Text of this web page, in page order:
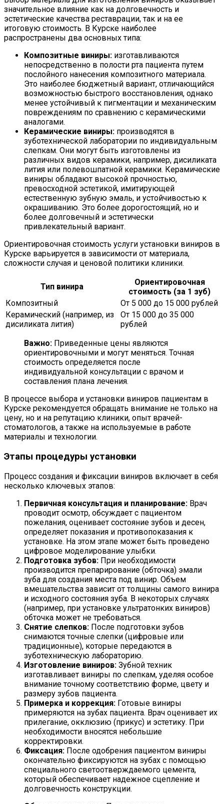
значительное влияние как на долговечность и
эстетические качества реставрации, так и на ее
итоговую стоимость. В Курске наиболее
распространены два основных типа:
Композитные виниры: изготавливаются
непосредственно в полости рта пациента путем
послойного нанесения композитного материала.
Это наиболее бюджетный вариант, отличающийся
возможностью быстрого восстановления, однако
менее устойчивый к пигментации и механическим
повреждениям по сравнению с керамическими
аналогами.
Керамические виниры: производятся в
зуботехнической лаборатории по индивидуальным
слепкам. Они могут быть изготовлены из
различных видов керамики, например, дисиликата
лития или полевошпатной керамики. Керамические
виниры обладают высокой прочностью,
превосходной эстетикой, имитирующей
естественную зубную эмаль, и устойчивостью к
окрашиванию. Это более дорогостоящий, но и
более долговечный и эстетически
привлекательный вариант.
Ориентировочная стоимость услуги установки виниров в
Курске варьируется в зависимости от материала,
сложности случая и ценовой политики клиники.
Тип винира
Ориентировочная
стоимость (за 1 зуб)
Композитный
От 5 000 до 15 000 рублей
Керамический (например, из
дисиликата лития)
От 15 000 до 35 000
рублей
Важно: Приведенные цены являются
ориентировочными и могут меняться. Точная
стоимость определяется после
индивидуальной консультации с врачом и
составления плана лечения.
В процессе выбора и установки виниров пациентам в
Курске рекомендуется обращать внимание не только на
цену, но и на репутацию клиники, опыт врачей-
стоматологов, а также на используемые в работе
материалы и технологии.
Этапы процедуры установки
Процесс создания и фиксации виниров включает в себя
несколько ключевых этапов:
Первичная консультация и планирование: Врач
проводит осмотр, обсуждает с пациентом
пожелания, оценивает состояние зубов и десен,
определяет показания и противопоказания к
установке. На этом этапе может быть проведено
цифровое моделирование улыбки.
Подготовка зубов: При необходимости
производится препарирование (обточка) эмали
зуба для создания места под винир. Объем
вмешательства зависит от толщины самого винира
и исходного состояния зуба. В некоторых случаях
(например, при установке ультратонких виниров)
обточка может не требоваться.
Снятие слепков: После подготовки зубов
снимаются точные слепки (цифровые или
традиционные), которые передаются в
зуботехническую лабораторию.
Изготовление виниров: Зубной техник
изготавливает виниры по слепкам, уделяя особое
внимание точному соответствию форме, цвету и
размеру зубов пациента.
Примерка и коррекция: Готовые виниры
примеряются на зубах пациента. Врач оценивает их
прилегание, окклюзию (прикус) и эстетику. При
необходимости вносятся небольшие
корректировки.
Фиксация: После одобрения пациентом виниры
окончательно фиксируются на зубах с помощью
специального светоотверждаемого цемента,
который обеспечивает надежное сцепление и
долговечность конструкции.